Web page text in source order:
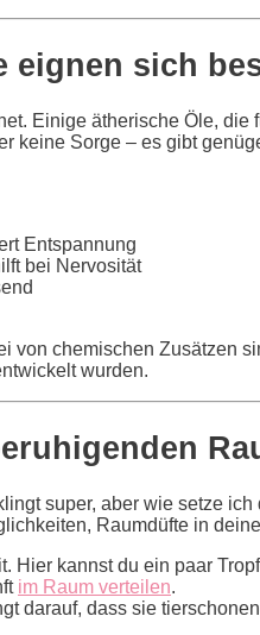
eignen sich
Einige ätherische Öle,
keine Sorge – es gibt
Entspannung
bei Nervosität
von chemischen Zusätzen
wurden.
super, aber wie setze
Raumdüfte in
Hier kannst du ein paar
im Raum verteilen.
darauf, dass sie